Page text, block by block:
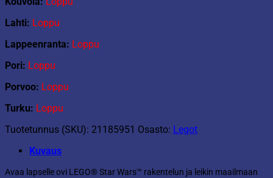
Lahti: Loppu
Lappeenranta: Loppu
Pori: Loppu
Porvoo: Loppu
Turku: Loppu
Tuotetunnus (SKU): 21185951 Osasto: Legot
Kuvaus
Avaa lapselle ovi LEGO® Star Wars™ rakentelun ja leikin maailmaan